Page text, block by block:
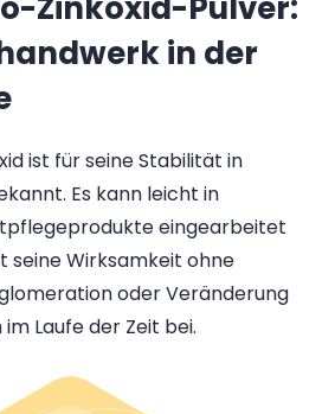
Zinkoxid-Pulver:
in der
ist für seine Stabilität in
Es kann leicht in
eingearbeitet
seine Wirksamkeit ohne
oder Veränderung
Laufe der Zeit bei.